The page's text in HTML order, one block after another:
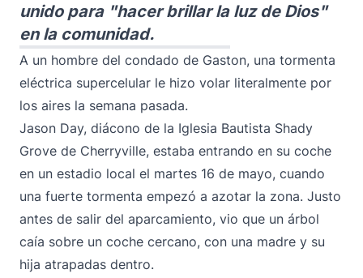
unido para "hacer brillar la luz de Dios"
en la comunidad.
A un hombre del condado de Gaston, una tormenta
eléctrica supercelular le hizo volar literalmente por
los aires la semana pasada.
Jason Day, diácono de la Iglesia Bautista Shady
Grove de Cherryville, estaba entrando en su coche
en un estadio local el martes 16 de mayo, cuando
una fuerte tormenta empezó a azotar la zona. Justo
antes de salir del aparcamiento, vio que un árbol
caía sobre un coche cercano, con una madre y su
hija atrapadas dentro.